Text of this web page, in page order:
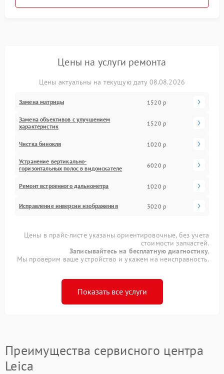
Цены на услуги ремонта
Цены актуальны на текущую дату 08.08.2026
Замена матрицы 1520 р
Замена объективов с улучшением
характеристик
1520 р
Чистка бинокля 1020 р
Устранение вертикально-
горизонтальных полос в видоискателе
6020 р
Ремонт встроенного дальнометра 1020 р
Исправление инверсии изображения 3020 р
Цены в прайс-листе указаны ориентировочные, без учета
стоимости запчастей.
Записывайтесь на бесплатную диагностику.
Мы проверим ваше устройство и укажем на неисправность.
Показать все услуги
Преимущества сервисного центра
Leica